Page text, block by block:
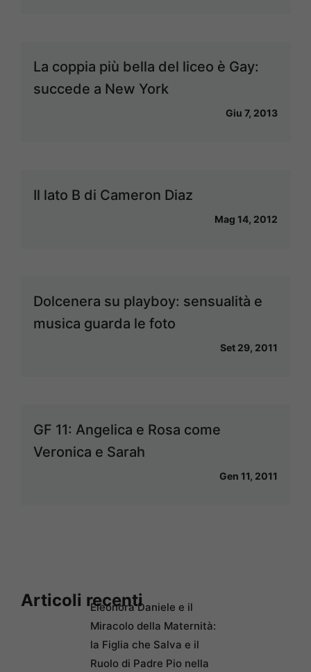
La coppia più bella del liceo è Gay:
succede a New York
Giu 7, 2013
Il lato B di Cameron Diaz
Mag 14, 2012
Dolcenera su playboy: sensualità e
musica guarda le foto
Set 29, 2011
GF 11: Angelica e Rosa come
Veronica e Sarah
Gen 11, 2011
Articoli recentiEleonora Daniele e il
Miracolo della Maternità:
la Figlia che Salva e il
Ruolo di Padre Pio nella